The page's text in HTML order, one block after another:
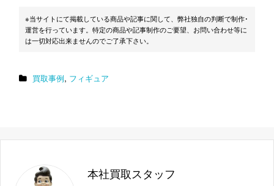
オーキッドシード 1/7 ビッチ姫 4582292600930
ダイキ工業 1/6 一之瀬 深月 PVC塗装済み完成品
1/8 塗装済み完成品
EDITION” オンラインショップ限定
※当サイトにて掲載している商品や記事に関して、弊社独自の判断で制作･
運営を行っています。特定の商品や記事制作のご要望、お問い合わせ等に
は一切対応出来ませんのでご了承下さい。
買取事例, フィギュア
本社買取スタッフ